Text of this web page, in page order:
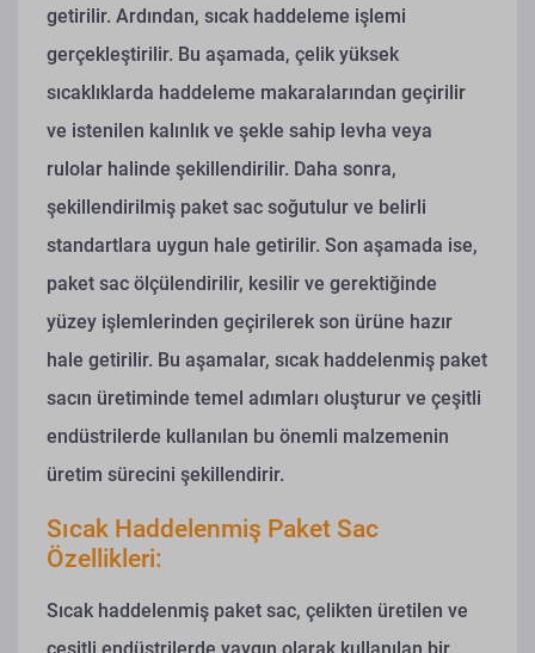
getirilir. Ardından, sıcak haddeleme işlemi
gerçekleştirilir. Bu aşamada, çelik yüksek
sıcaklıklarda haddeleme makaralarından geçirilir
ve istenilen kalınlık ve şekle sahip levha veya
rulolar halinde şekillendirilir. Daha sonra,
şekillendirilmiş paket sac soğutulur ve belirli
standartlara uygun hale getirilir. Son aşamada ise,
paket sac ölçülendirilir, kesilir ve gerektiğinde
yüzey işlemlerinden geçirilerek son ürüne hazır
hale getirilir. Bu aşamalar, sıcak haddelenmiş paket
sacın üretiminde temel adımları oluşturur ve çeşitli
endüstrilerde kullanılan bu önemli malzemenin
üretim sürecini şekillendirir.
Sıcak Haddelenmiş Paket Sac
Özellikleri:
Sıcak haddelenmiş paket sac, çelikten üretilen ve
çeşitli endüstrilerde yaygın olarak kullanılan bir